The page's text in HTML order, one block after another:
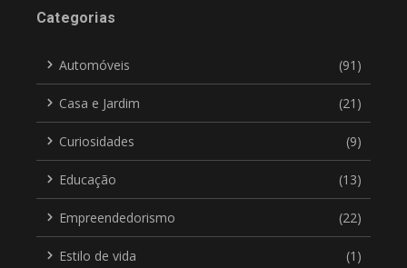
Categorias
Automóveis (91)
Casa e Jardim (21)
Curiosidades (9)
Educação (13)
Empreendedorismo (22)
Estilo de vida (1)